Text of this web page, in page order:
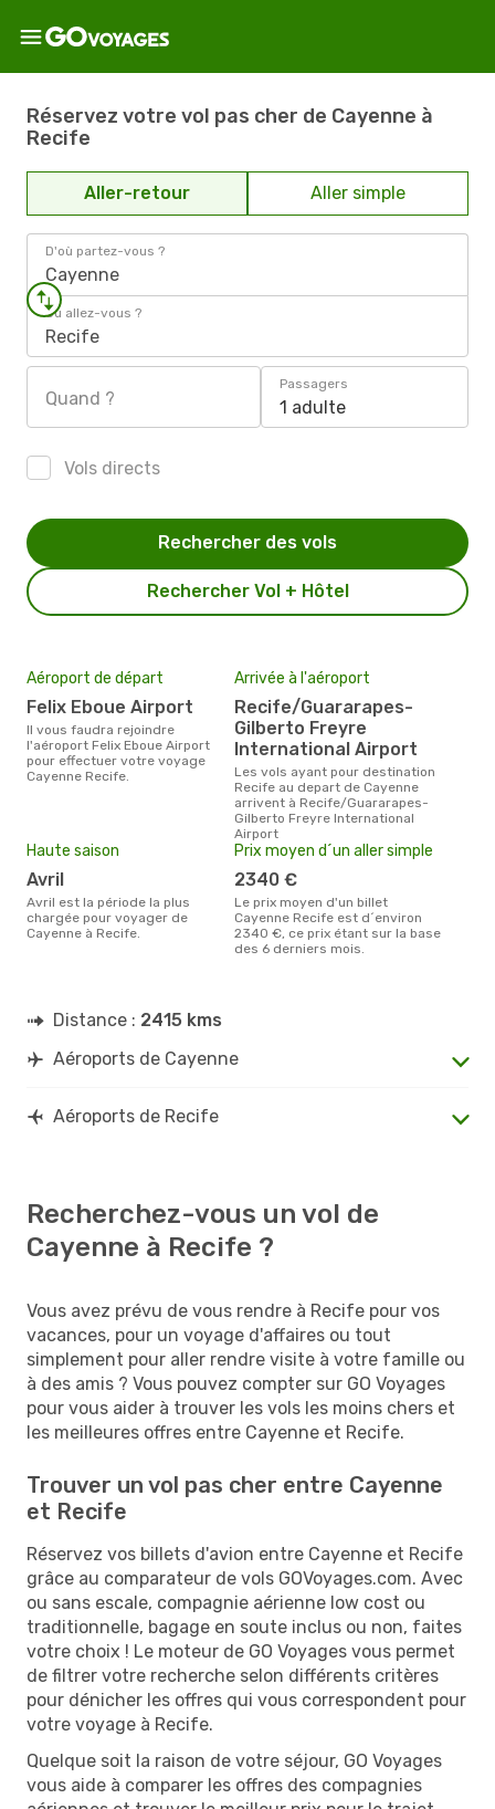
Réservez votre vol pas cher de Cayenne à
Recife
Aller-retour Aller simple
D'où partez-vous ?
Cayenne
Où allez-vous ?
Recife
Quand ?
Passagers
1 adulte
Vols directs
Rechercher Vol + Hôtel
Rechercher des vols
Aéroport de départ
Felix Eboue Airport
Il vous faudra rejoindre
l'aéroport Felix Eboue Airport
pour effectuer votre voyage
Cayenne Recife.
Arrivée à l'aéroport
Recife/Guararapes-
Gilberto Freyre
International Airport
Les vols ayant pour destination
Recife au depart de Cayenne
arrivent à Recife/Guararapes-
Gilberto Freyre International
Airport
Haute saison
avril
avril est la période la plus
chargée pour voyager de
Cayenne à Recife.
Prix moyen d´un aller simple
2340 €
Le prix moyen d'un billet
Cayenne Recife est d´environ
2340 €, ce prix étant sur la base
des 6 derniers mois.
Distance : 2415 kms
Aéroports de Cayenne
Aéroports de Recife
Recherchez-vous un vol de
Cayenne à Recife ?
Vous avez prévu de vous rendre à Recife pour vos
vacances, pour un voyage d'affaires ou tout
simplement pour aller rendre visite à votre famille ou
à des amis ? Vous pouvez compter sur GO Voyages
pour vous aider à trouver les vols les moins chers et
les meilleures offres entre Cayenne et Recife.
Trouver un vol pas cher entre Cayenne
et Recife
Réservez vos billets d'avion entre Cayenne et Recife
grâce au comparateur de vols GOVoyages.com. Avec
ou sans escale, compagnie aérienne low cost ou
traditionnelle, bagage en soute inclus ou non, faites
votre choix ! Le moteur de GO Voyages vous permet
de filtrer votre recherche selon différents critères
pour dénicher les offres qui vous correspondent pour
votre voyage à Recife.
Quelque soit la raison de votre séjour, GO Voyages
vous aide à comparer les offres des compagnies